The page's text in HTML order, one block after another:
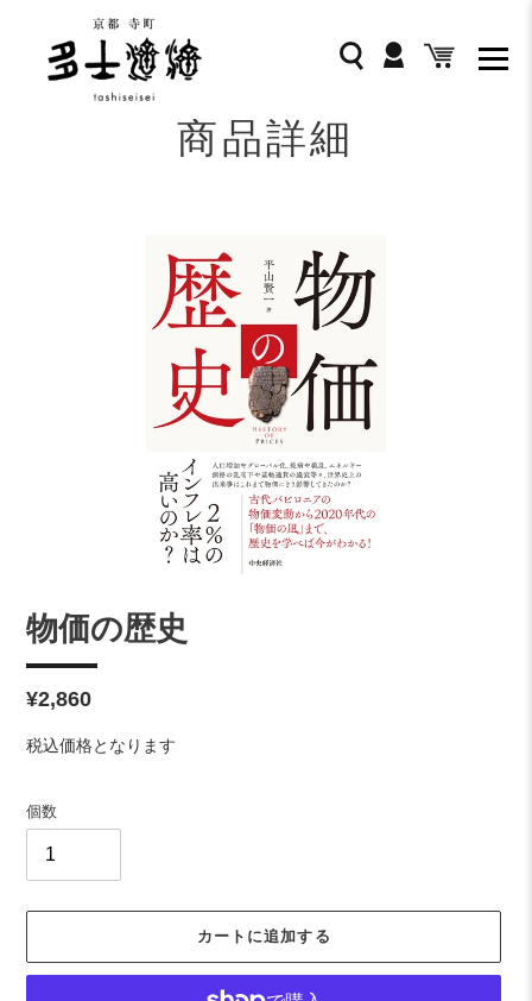
検索 ログインカート
商品詳細
物価の歴史
通
価
¥2,860
税込価格となります
個数
カートに追加する